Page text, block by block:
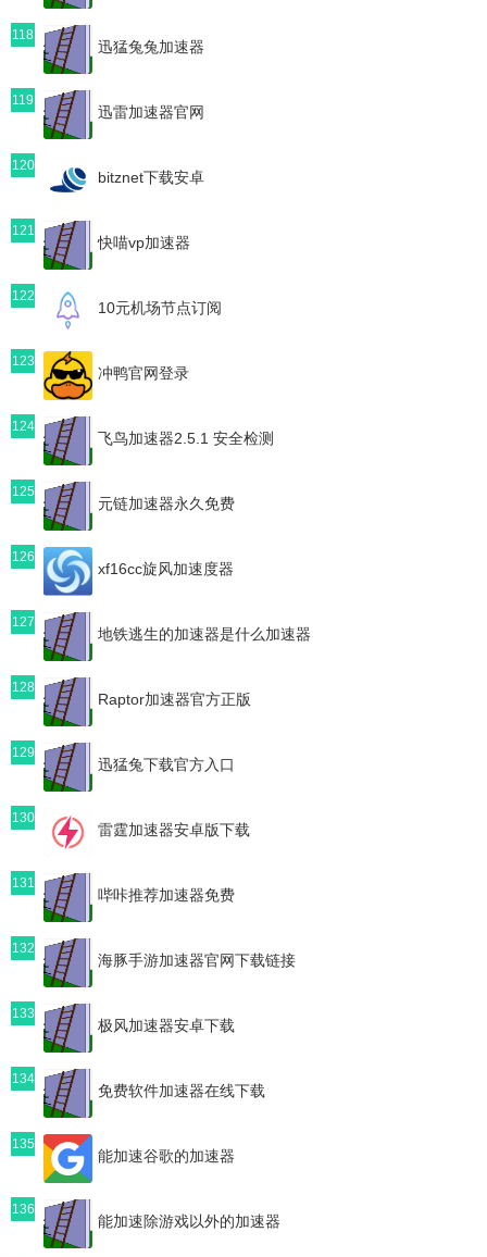
118
迅猛兔兔加速器
119
迅雷加速器官网
120
bitznet下载安卓
121
快喵vp加速器
122
10元机场节点订阅
123
冲鸭官网登录
124
飞鸟加速器2.5.1 安全检测
125
元链加速器永久免费
126
xf16cc旋风加速度器
127
地铁逃生的加速器是什么加速器
128
Raptor加速器官方正版
129
迅猛兔下载官方入口
130
雷霆加速器安卓版下载
131
哔咔推荐加速器免费
132
海豚手游加速器官网下载链接
133
极风加速器安卓下载
134
免费软件加速器在线下载
135
能加速谷歌的加速器
136
能加速除游戏以外的加速器